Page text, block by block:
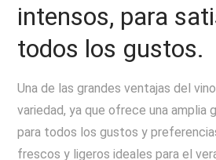
intensos, para
todos los gustos.
Una de las grandes ventajas del
variedad, ya que ofrece una amplia
para todos los gustos y
frescos y ligeros ideales para el